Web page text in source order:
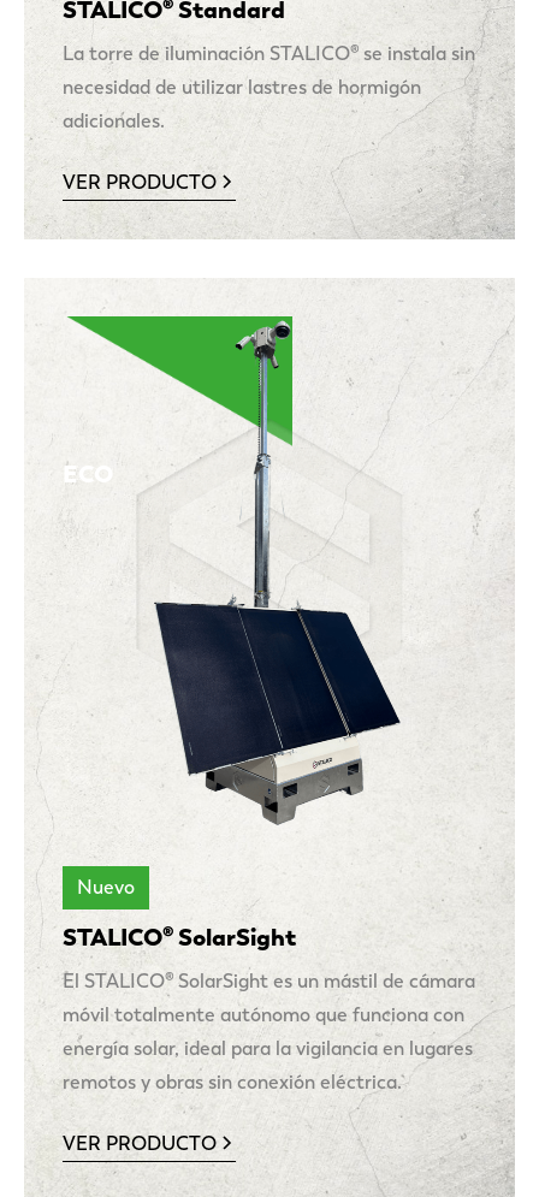
STALICO® Standard
La torre de iluminación STALICO® se instala sin
necesidad de utilizar lastres de hormigón
adicionales.
VER PRODUCTO
Nuevo
STALICO® SolarSight
El STALICO® SolarSight es un mástil de cámara
móvil totalmente autónomo que funciona con
energía solar, ideal para la vigilancia en lugares
remotos y obras sin conexión eléctrica.
VER PRODUCTO
ECO